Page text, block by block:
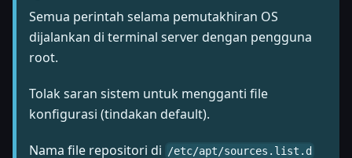
Semua perintah selama pemutakhiran OS
dijalankan di terminal server dengan pengguna
root.
Tolak saran sistem untuk mengganti file
konfigurasi (tindakan default).
Nama file repositori di /etc/apt/sources.list.d